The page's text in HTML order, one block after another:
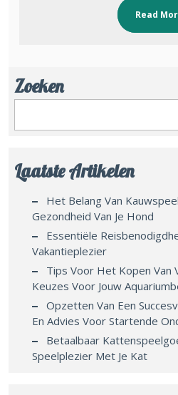
Read
Zoeken
Laatste Artikelen
Het Belang Van
Gezondheid Van Je Hond
Essentiële
Vakantieplezier
Tips Voor Het Kopen Van
Keuzes Voor Jouw
Opzetten Van Een
En Advies Voor Startende
Betaalbaar
Speelplezier Met Je Kat